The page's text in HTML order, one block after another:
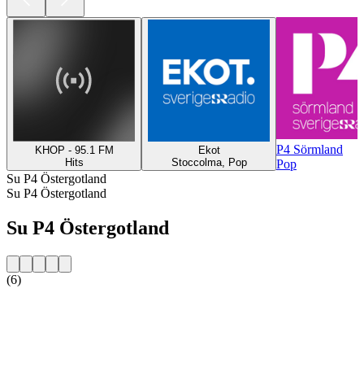
KHOP - 95.1 FM
Hits
Ekot
Stoccolma, Pop
P4 Sörmland
Pop
Su P4 Östergotland
Su P4 Östergotland
Su P4 Östergotland
(6)